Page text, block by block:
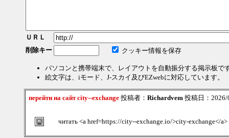
ＵＲＬ
削除キー
クッキー情報を保存
パソコンと携帯端末で、レイアウトを自動振分する掲示板で
絵文字は、iモード、J-スカイ及びEZwebに対応しています。
перейти на сайт city--exchange 投稿者： Richardvem 投稿日：
читать <a href=https://city--exchange.io/>city-exchange</a>